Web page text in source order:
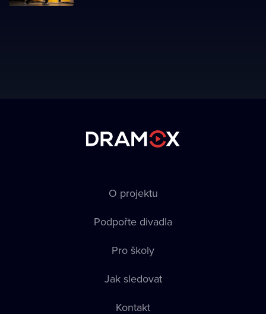
O projektu
Podpořte divadla
Pro školy
Jak sledovat
Kontakt